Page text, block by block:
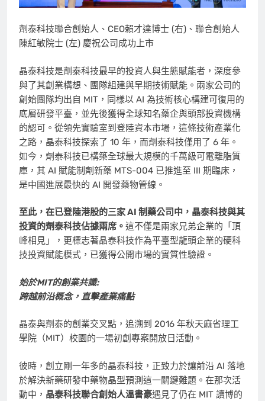
劑泰科技聯合創始人、CEO賴才達博士 (右)、聯合創始人
陳紅敏院士 (左) 慶祝公司成功上市
晶泰科技是劑泰科技最早的投資人與生態賦能者，深度參
與了其創業構想、團隊組建與早期技術賦能。兩家公司的
創始團隊均出自 MIT，同樣以 AI 為技術核心構建可復用的
底層研發平臺，並先後獲得全球知名藥企與頭部投資機構
的認可。從領先實驗室到登陸資本市場，這條技術產業化
之路，晶泰科技探索了 10 年，而劑泰科技僅用了 6 年。
如今，劑泰科技已構築全球最大規模的千萬級可電離脂質
庫，其 AI 賦能制劑新藥 MTS-004 已推進至 III 期臨床，
是中國進展最快的 AI 開發藥物管線。
至此，在已登陸港股的三家 AI 制藥公司中，晶泰科技與其
投資的劑泰科技佔據兩席。 這不僅是兩家兄弟企業的「頂
峰相見」，更標志著晶泰科技作為平臺型龍頭企業的硬科
技投資賦能模式，已獲得公開市場的實質性驗證。
始於MIT的創業共識:
跨越前沿概念，直擊產業痛點
晶泰與劑泰的創業交叉點，追溯到 2016 年秋天麻省理工
學院（MIT）校園的一場初創專案開放日活動。
彼時，創立剛一年多的晶泰科技，正致力於讓前沿 AI 落地
於解決新藥研發中藥物晶型預測這一關鍵難題。在那次活
動中， 晶泰科技聯合創始人溫書豪遇見了仍在 MIT 讀博的